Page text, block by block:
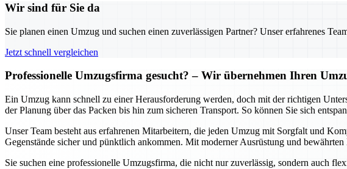
Wir sind für Sie da
Sie planen einen Umzug und suchen einen zuverlässigen Partner? Unser erfahrenes
Jetzt schnell vergleichen
Professionelle Umzugsfirma gesucht? – Wir übernehmen Ihren
Ein Umzug kann schnell zu einer Herausforderung werden, doch mit der richtigen
der Planung über das Packen bis hin zum sicheren Transport. So können Sie sich
Unser Team besteht aus erfahrenen Mitarbeitern, die jeden Umzug mit Sorgfalt und
Gegenstände sicher und pünktlich ankommen. Mit moderner Ausrüstung und
Sie suchen eine professionelle Umzugsfirma, die nicht nur zuverlässig, sondern auch